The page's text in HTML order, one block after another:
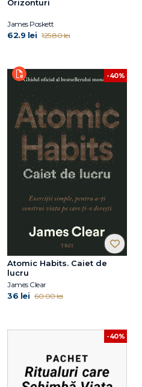
Orizonturi
James Poskett
62.9 lei 125.80 lei
-40%
Atomic Habits. Caiet de
lucru
James Clear
36 lei 60.00 lei
-40%